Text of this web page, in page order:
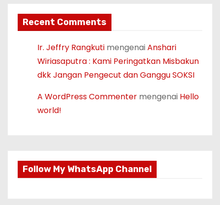
Recent Comments
Ir. Jeffry Rangkuti mengenaiAnshari
Wiriasaputra : Kami Peringatkan Misbakun
dkk Jangan Pengecut dan Ganggu SOKSI
A WordPress Commenter mengenai Hello
world!
Follow My WhatsApp Channel